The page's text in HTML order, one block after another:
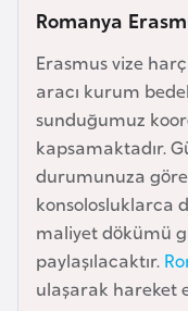
Romanya
Erasmus vize
aracı kurum
sunduğumuz
kapsamaktadır.
durumunuza
konsolosluklarca
maliyet dökümü
paylaşılacaktır.
ulaşarak hareket
l
a
d
e
ş
B
e
l
a